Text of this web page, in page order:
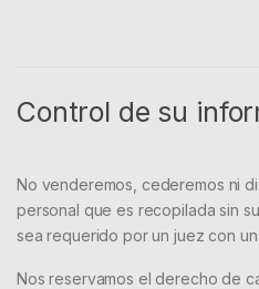
Control de su
No venderemos, cederemos ni
personal que es recopilada sin
sea requerido por un juez con
Nos reservamos el derecho de